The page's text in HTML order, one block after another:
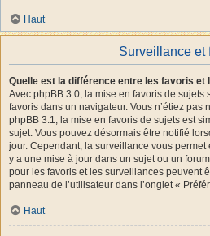
Haut
Surveillance et
Quelle est la différence entre les favoris et
Avec phpBB 3.0, la mise en favoris de sujets
favoris dans un navigateur. Vous n’étiez pas
phpBB 3.1, la mise en favoris de sujets est
sujet. Vous pouvez désormais être notifié
jour. Cependant, la surveillance vous permet
y a une mise à jour dans un sujet ou un
pour les favoris et les surveillances peuvent
panneau de l’utilisateur dans l’onglet «
Haut